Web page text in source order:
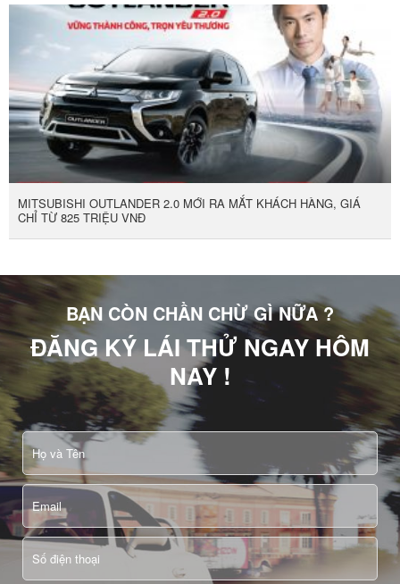
MITSUBISHI OUTLANDER 2.0 MỚI RA MẮT KHÁCH HÀNG, GIÁ
CHỈ TỪ 825 TRIỆU VNĐ
BẠN CÒN CHẦN CHỪ GÌ NỮA ?
ĐĂNG KÝ LÁI THỬ NGAY HÔM
NAY !